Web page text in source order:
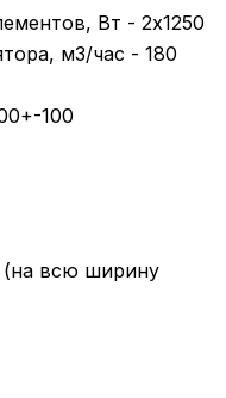
Вт - 2х1250
м3/час - 180
100
(на всю ширину